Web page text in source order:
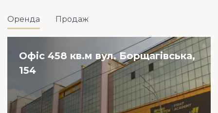
Оренда Продаж
Офіс 458 кв.м вул. Борщагівська,
154